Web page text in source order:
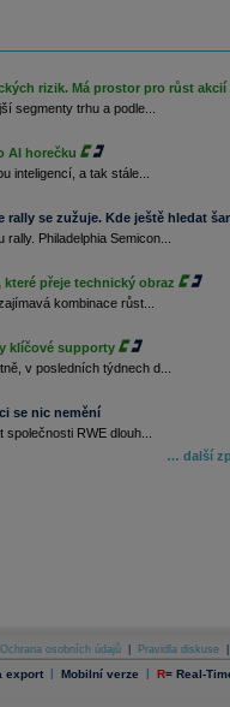
rizik. Má prostor pro růst akcií
segmenty trhu a podle...
AI horečku
inteligencí, a tak stále...
rally se zužuje. Kde ještě hledat
Philadelphia Semicon...
přeje technický obraz
kombinace růst...
klíčové supporty
v posledních týdnech d...
se nic nemění
RWE dlouh...
… další
Ochrana osobních údajů Pravidla diskuse
export | Mobilní verze | R= Real-